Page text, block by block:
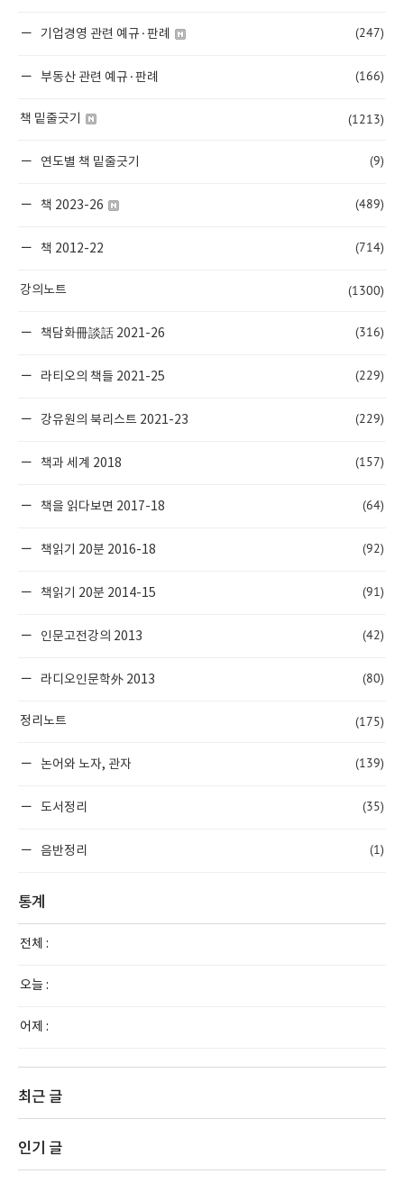
기업경영 관련 예규·판례 (247)
부동산 관련 예규·판례 (166)
책 밑줄긋기 (1213)
연도별 책 밑줄긋기 (9)
책 2023-26 (489)
책 2012-22 (714)
강의노트 (1300)
책담화冊談話 2021-26 (316)
라티오의 책들 2021-25 (229)
강유원의 북리스트 2021-23 (229)
책과 세계 2018 (157)
책을 읽다보면 2017-18 (64)
책읽기 20분 2016-18 (92)
책읽기 20분 2014-15 (91)
인문고전강의 2013 (42)
라디오인문학外 2013 (80)
정리노트 (175)
논어와 노자, 관자 (139)
도서정리 (35)
음반정리 (1)
통계
전체 :
오늘 :
어제 :
최근 글
인기 글